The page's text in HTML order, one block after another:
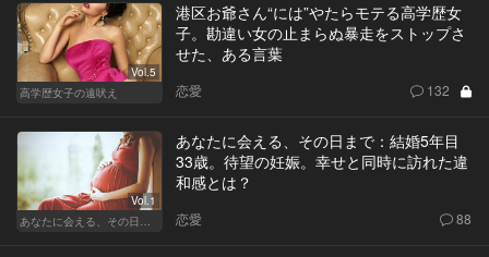
Vol.5
高学歴女子の遠吠え
港区お爺さん“には”やたらモテる高学歴女
子。勘違い女の止まらぬ暴走をストップさ
せた、ある言葉
恋愛 132
Vol.1
あなたに会える、その日まで
あなたに会える、その日まで：結婚5年目
33歳。待望の妊娠。幸せと同時に訪れた違
和感とは？
恋愛 88